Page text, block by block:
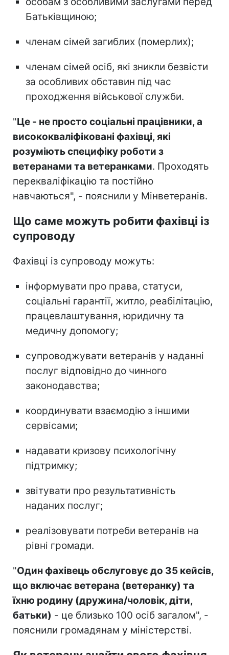
Батьківщиною;
членам сімей загиблих (померлих);
членам сімей осіб, які зникли безвісти
за особливих обставин під час
проходження військової служби.
"Це - не просто соціальні працівники, а
висококваліфіковані фахівці, які
розуміють специфіку роботи з
ветеранами та ветеранками. Проходять
перекваліфікацію та постійно
навчаються", - пояснили у Мінветеранів.
Що саме можуть робити фахівці із
супроводу
Фахівці із супроводу можуть:
інформувати про права, статуси,
соціальні гарантії, житло, реабілітацію,
працевлаштування, юридичну та
медичну допомогу;
супроводжувати ветеранів у наданні
послуг відповідно до чинного
законодавства;
координувати взаємодію з іншими
сервісами;
надавати кризову психологічну
підтримку;
звітувати про результативність
наданих послуг;
реалізовувати потреби ветеранів на
рівні громади.
"Один фахівець обслуговує до 35 кейсів,
що включає ветерана (ветеранку) та
їхню родину (дружина/чоловік, діти,
батьки) - це близько 100 осіб загалом", -
пояснили громадянам у міністерстві.